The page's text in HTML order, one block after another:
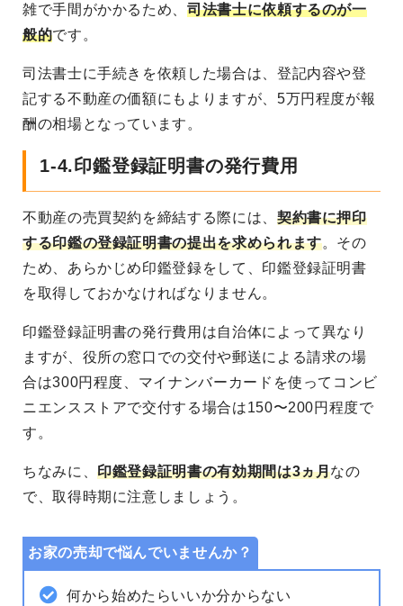
雑で手間がかかるため、司法書士に依頼するのが一
般的です。
司法書士に手続きを依頼した場合は、登記内容や登
記する不動産の価額にもよりますが、5万円程度が報
酬の相場となっています。
1-4.印鑑登録証明書の発行費用
不動産の売買契約を締結する際には、 契約書に押印
する印鑑の登録証明書の提出を求められます。その
ため、あらかじめ印鑑登録をして、印鑑登録証明書
を取得しておかなければなりません。
印鑑登録証明書の発行費用は自治体によって異なり
ますが、役所の窓口での交付や郵送による請求の場
合は300円程度、マイナンバーカードを使ってコンビ
ニエンスストアで交付する場合は150〜200円程度で
す。
ちなみに、印鑑登録証明書の有効期間は3ヵ月なの
で、取得時期に注意しましょう。
お家の売却で悩んでいませんか？
何から始めたらいいか分からない